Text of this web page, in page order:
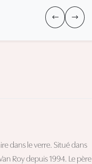
dans le verre. Situé dans
Roy depuis 1994. Le père